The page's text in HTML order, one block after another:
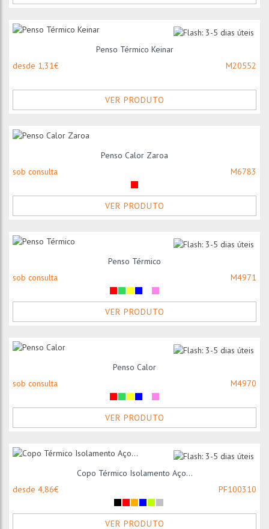
Penso Térmico Keinar
desde 1,31€
M20552
VER PRODUTO
Penso Calor Zaroa
sob consulta
M6783
VER PRODUTO
Penso Térmico
sob consulta
M4971
VER PRODUTO
Penso Calor
sob consulta
M4970
VER PRODUTO
Copo Térmico Isolamento Aço...
desde 4,86€
PF100310
VER PRODUTO